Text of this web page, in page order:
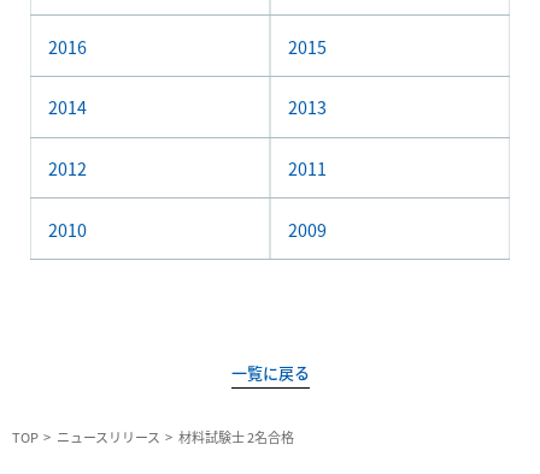
2016 2015
2014 2013
2012 2011
2010 2009
一覧に戻る
TOP ニュースリリース 材料試験士 2名合格